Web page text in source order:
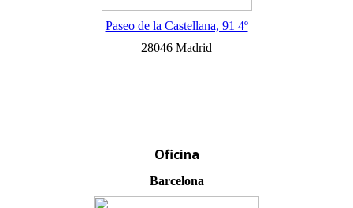
Paseo de la Castellana, 91 4º
28046 Madrid
Oficina
Barcelona